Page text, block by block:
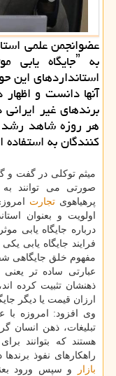
عضوانجمن علمی
استانداردهای این
آنها دانست و
برندهای غیر
هر روزه شاهد رشد
كنندگان به استفاده
میثم توکلی در گفت و گو
صورتی می توانند
پرهیاهویتجارت
اولویت و بعنوان
درباره جایگاه یابی
فرایند جایگاه یابی
مفهوم خلق جایگاهی
عبارتی ساده تر
ذهنشان تثبیت کرده
ارزان قیمت یا دیگر
وی افزود: امروزه با
تبلیغات، ذهن انسان
هستند که بتوانند
راهکارهای نفوذ
بازار
و سپس ورود